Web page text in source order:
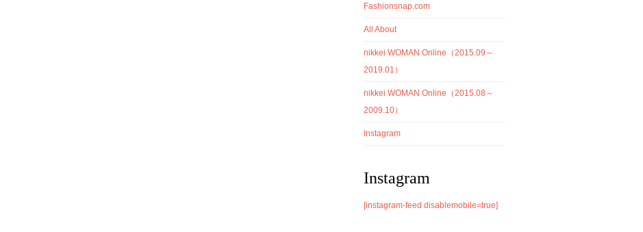
Fashionsnap.com
All About
nikkei WOMAN Online（2015.09～
2019.01）
nikkei WOMAN Online（2015.08～
2009.10）
Instagram
Instagram
[instagram-feed disablemobile=true]